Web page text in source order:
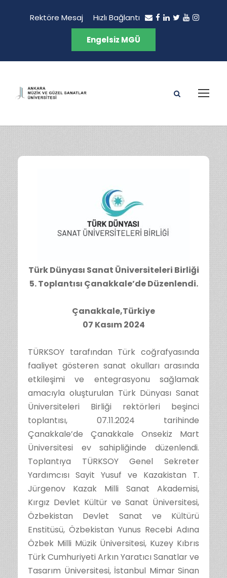
Rektöre Mesaj Hızlı Bağlantı
Engelsiz MGÜ
Türk Dünyası Sanat Üniversiteleri Birliği
5. Toplantısı Çanakkale’de Düzenlendi.
Çanakkale,Türkiye
07 Kasım 2024
TÜRKSOY tarafından Türk coğrafyasında
faaliyet gösteren sanat okulları arasında
etkileşimi ve entegrasyonu sağlamak
amacıyla oluşturulan Türk Dünyası Sanat
Üniversiteleri Birliği rektörleri beşinci
toplantısı, 07.11.2024 tarihinde
Çanakkale’de Çanakkale Onsekiz Mart
Üniversitesi ev sahipliğinde düzenlendi.
Toplantıya TÜRKSOY Genel Sekreter
Yardımcısı Sayit Yusuf ve Kazakistan T.
Jürgenov Kazak Milli Sanat Akademisi,
Kırgız Devlet Kültür ve Sanat Üniversitesi,
Özbekistan Devlet Sanat ve Kültürü
Enstitüsü, Özbekistan Yunus Recebi Adına
Özbek Milli Müzik Üniversitesi, Kuzey Kıbrıs
Türk Cumhuriyeti Arkın Yaratıcı Sanatlar ve
Tasarım Üniversitesi, İstanbul Mimar Sinan